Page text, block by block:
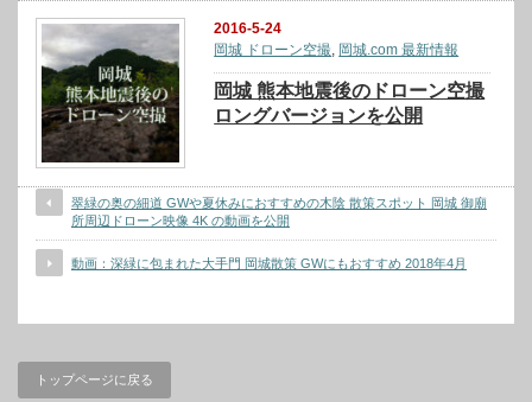
2016-5-24
岡城 ドローン空撮, 岡城.com 最新情報
岡城 熊本地震後のドローン空撮
ロングバージョンを公開
翠緑の奥の細道 GWや夏休みにおすすめの木陰 散策スポット 岡城 御廟
所周辺ドローン映像 4K の動画を公開
動画：深緑に包まれた大手門 岡城散策 GWにもおすすめ 2018年4月
トップページに戻る